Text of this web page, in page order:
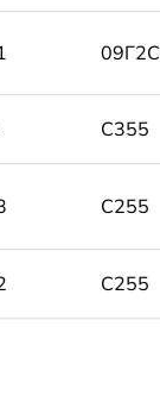
09Г2С
С355
С255
С255